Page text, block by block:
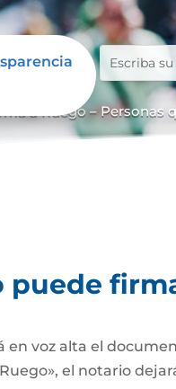
a Ruego – Personas
puede
en voz alta el
el notario